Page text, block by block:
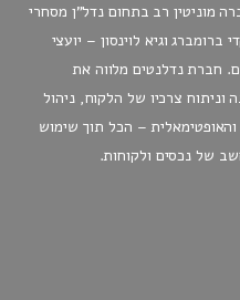
הוקמה בשנת 2009 לחברה מוניטין רב בתחום נדל"ן מסחרי
וגיא לוינסון – יועצי
חברת נדלנטים מלווה את
צרכיו של הלקוח, ניהול
– הכל תוך שימוש
של נכסים ולקוחות.